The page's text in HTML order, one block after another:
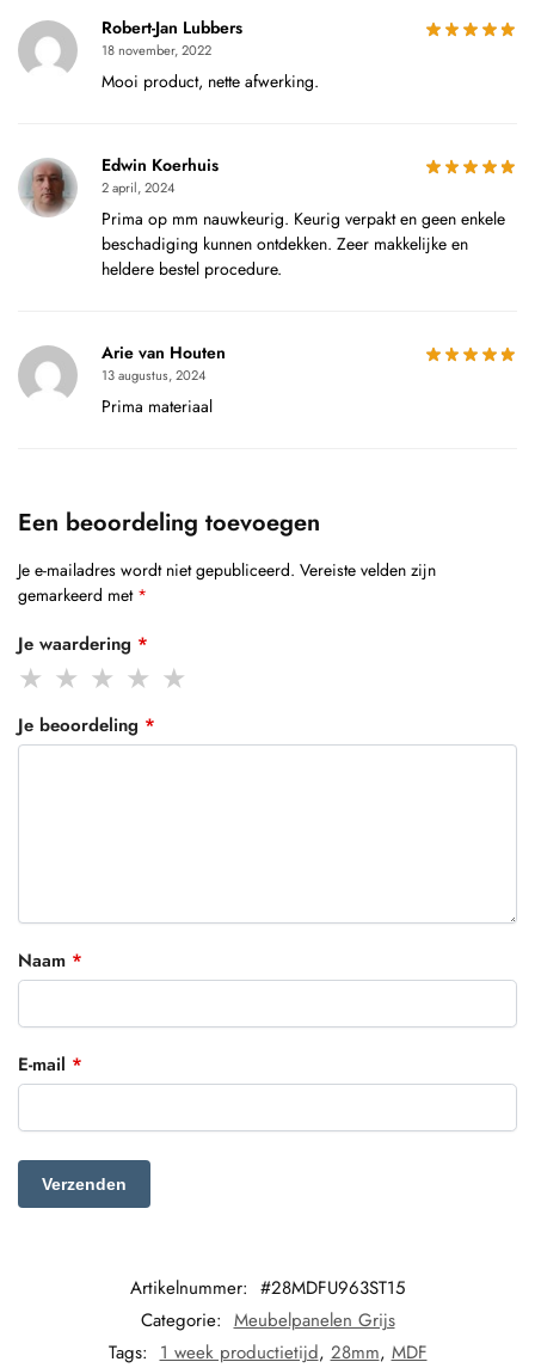
Robert-Jan Lubbers
18 november, 2022
Mooi product, nette afwerking.
Edwin Koerhuis
2 april, 2024
Prima op mm nauwkeurig. Keurig verpakt en geen enkele
beschadiging kunnen ontdekken. Zeer makkelijke en
heldere bestel procedure.
Arie van Houten
13 augustus, 2024
Prima materiaal
Een beoordeling toevoegen
Je e-mailadres wordt niet gepubliceerd. Vereiste velden zijn
gemarkeerd met *
Je waardering *
Je beoordeling *
Naam *
E-mail *
Artikelnummer: #28MDFU963ST15
Categorie: Meubelpanelen Grijs
Tags: 1 week productietijd,28mm,MDF